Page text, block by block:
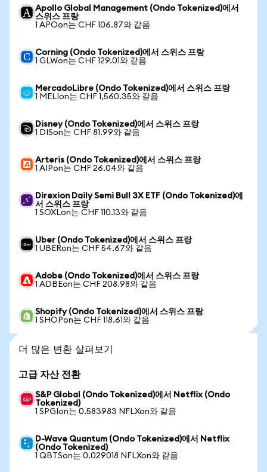
Apollo Global Management (Ondo Tokenized)에서
스위스 프랑
1 APOon는 CHF 106.87와 같음
Corning (Ondo Tokenized)에서 스위스 프랑
1 GLWon는 CHF 129.01와 같음
MercadoLibre (Ondo Tokenized)에서 스위스 프랑
1 MELIon는 CHF 1,560.35와 같음
Disney (Ondo Tokenized)에서 스위스 프랑
1 DISon는 CHF 81.99와 같음
Arteris (Ondo Tokenized)에서 스위스 프랑
1 AIPon는 CHF 26.04와 같음
Direxion Daily Semi Bull 3X ETF (Ondo Tokenized)에
서 스위스 프랑
1 SOXLon는 CHF 110.13와 같음
Uber (Ondo Tokenized)에서 스위스 프랑
1 UBERon는 CHF 54.67와 같음
Adobe (Ondo Tokenized)에서 스위스 프랑
1 ADBEon는 CHF 208.98와 같음
Shopify (Ondo Tokenized)에서 스위스 프랑
1 SHOPon는 CHF 118.61와 같음
더 많은 변환 살펴보기
고급 자산 전환
S&P Global (Ondo Tokenized)에서 Netflix (Ondo
Tokenized)
1 SPGIon는 0.583983 NFLXon와 같음
D-Wave Quantum (Ondo Tokenized)에서 Netflix
(Ondo Tokenized)
1 QBTSon는 0.029018 NFLXon와 같음